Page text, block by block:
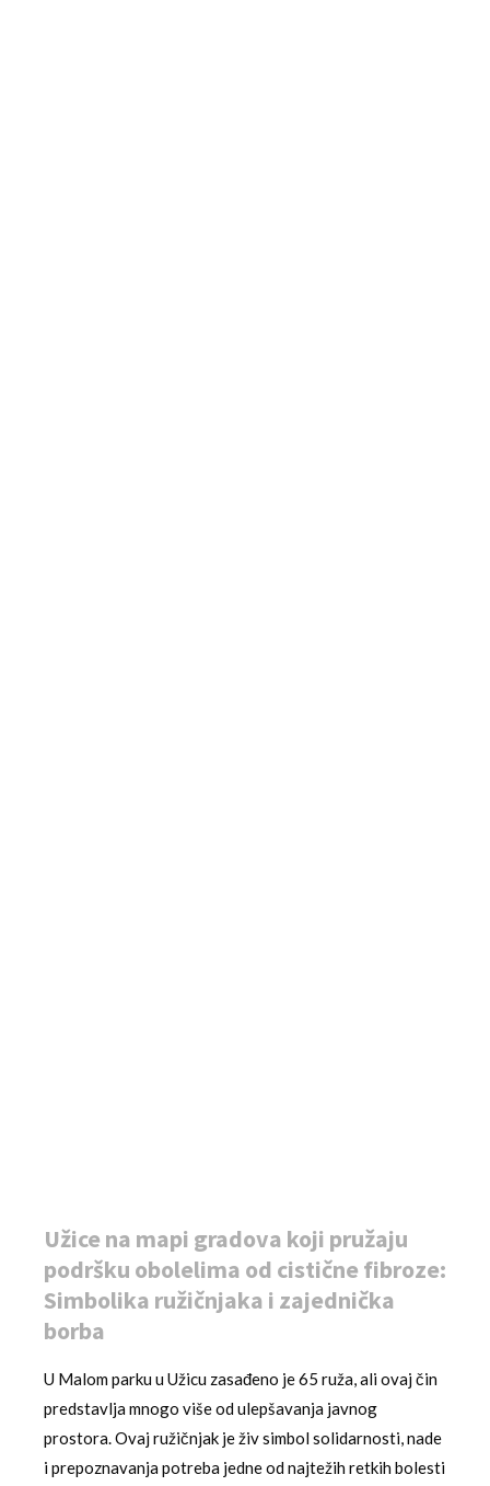
Užice na mapi gradova koji pružaju
podršku obolelima od cistične fibroze:
Simbolika ružičnjaka i zajednička
borba
U Malom parku u Užicu zasađeno je 65 ruža, ali ovaj čin
predstavlja mnogo više od ulepšavanja javnog
prostora. Ovaj ružičnjak je živ simbol solidarnosti, nade
i prepoznavanja potreba jedne od najtežih retkih bolesti